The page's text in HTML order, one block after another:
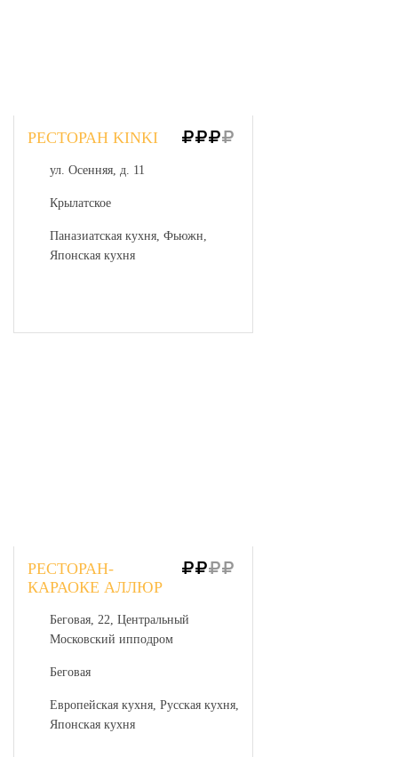
РЕСТОРАН KINKI
ул. Осенняя, д. 11
Крылатское
Паназиатская кухня, Фьюжн,
Японская кухня
РЕСТОРАН-
КАРАОКЕ АЛЛЮР
Беговая, 22, Центральный
Московский ипподром
Беговая
Европейская кухня, Русская кухня,
Японская кухня